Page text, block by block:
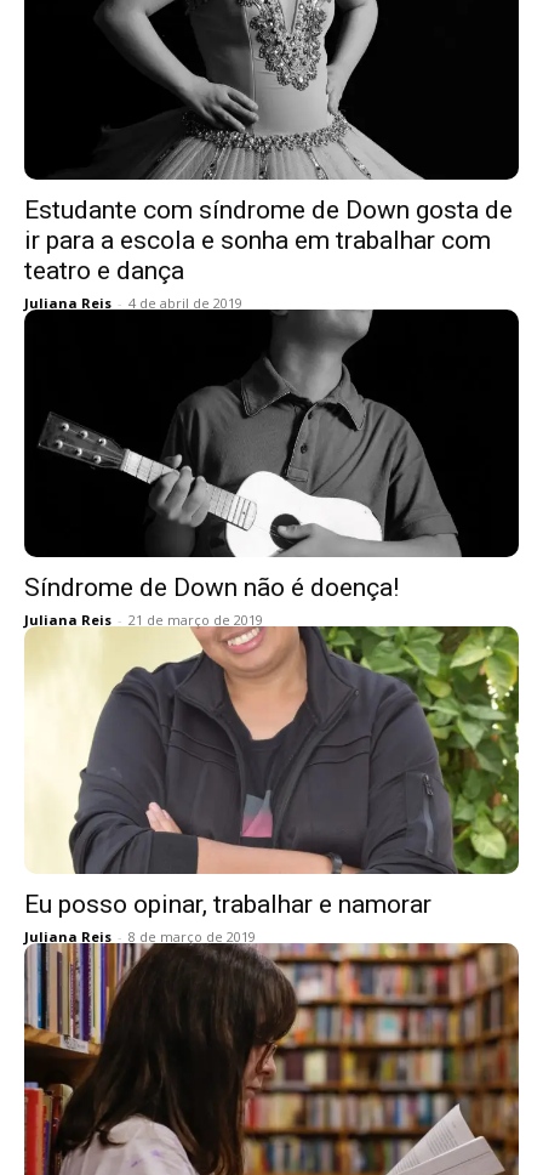
Estudante com síndrome de Down gosta de
ir para a escola e sonha em trabalhar com
teatro e dança
Juliana Reis - 4 de abril de 2019
Síndrome de Down não é doença!
Juliana Reis - 21 de março de 2019
Eu posso opinar, trabalhar e namorar
Juliana Reis - 8 de março de 2019